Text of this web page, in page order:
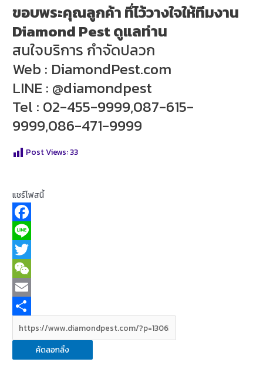
ขอบพระคุณลูกค้า ทึ่ไว้วางใจให้ทีมงาน
Diamond Pest ดูแลท่าน
สนใจบริการ กำจัดปลวก
Web : DiamondPest.com
LINE : @diamondpest
Tel : 02-455-9999,087-615-
9999,086-471-9999
Post Views:33
แชร์โฟสนี้
F
a
c
e
b
o
k
L
n
e
T
w
t
e
W
e
h
a
E
m
a
i
h
a
คัดลอกลิ้ง